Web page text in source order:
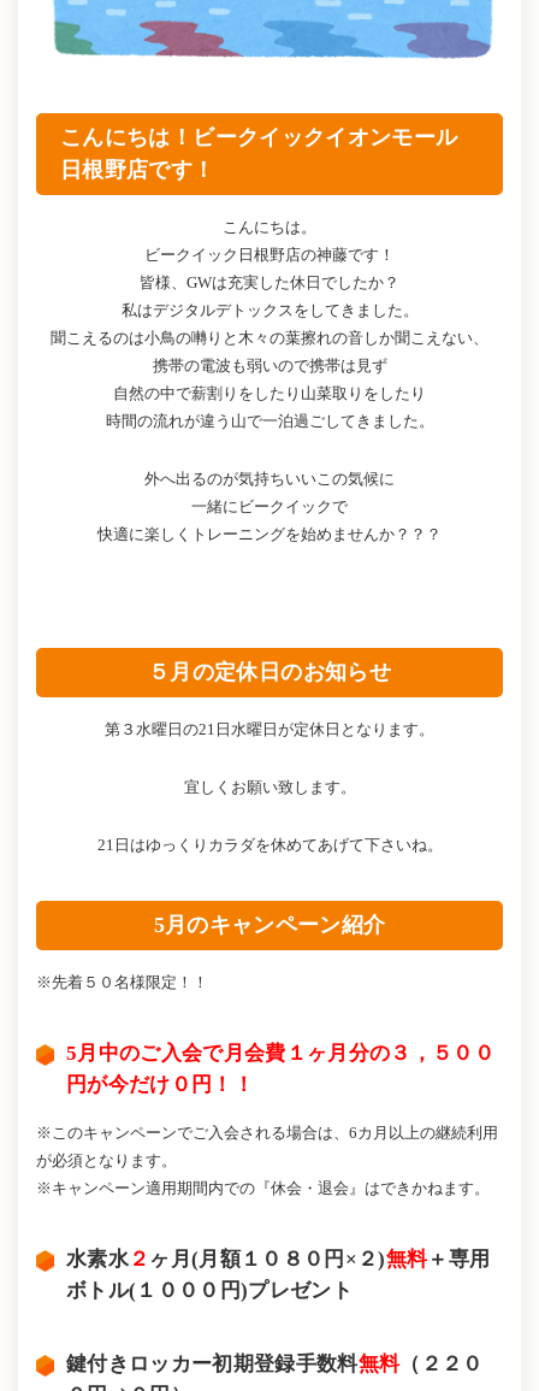
こんにちは！ビークイックイオンモール
日根野店です！
こんにちは。
ビークイック日根野店の神藤です！
皆様、GWは充実した休日でしたか？
私はデジタルデトックスをしてきました。
聞こえるのは小鳥の囀りと木々の葉擦れの音しか聞こえない、
携帯の電波も弱いので携帯は見ず
自然の中で薪割りをしたり山菜取りをしたり
時間の流れが違う山で一泊過ごしてきました。
外へ出るのが気持ちいいこの気候に
一緒にビークイックで
快適に楽しくトレーニングを始めませんか？？？
５月の定休日のお知らせ
第３水曜日の21日水曜日が定休日となります。
宜しくお願い致します。
21日はゆっくりカラダを休めてあげて下さいね。
5月のキャンペーン紹介
※先着５０名様限定！！
5月中のご入会で月会費１ヶ月分の３，５００
円が今だけ０円！！
※このキャンペーンでご入会される場合は、6カ月以上の継続利用
が必須となります。
※キャンペーン適用期間内での『休会・退会』はできかねます。
水素水 ２ ヶ月(月額１０８０円×２)無料＋専用
ボトル(１０００円)プレゼント
鍵付きロッカー初期登録手数料無料（２２０